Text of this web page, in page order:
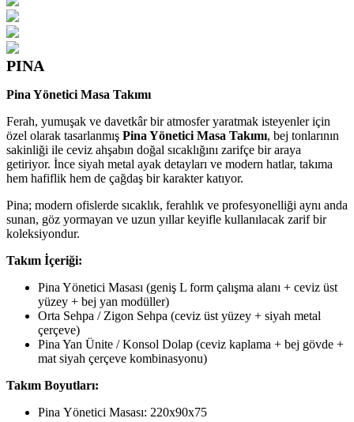
PINA
Pina Yönetici Masa Takımı
Ferah, yumuşak ve davetkâr bir atmosfer yaratmak isteyenler için
özel olarak tasarlanmış Pina Yönetici Masa Takımı, bej tonlarının
sakinliği ile ceviz ahşabın doğal sıcaklığını zarifçe bir araya
getiriyor. İnce siyah metal ayak detayları ve modern hatlar, takıma
hem hafiflik hem de çağdaş bir karakter katıyor.
Pina; modern ofislerde sıcaklık, ferahlık ve profesyonelliği aynı anda
sunan, göz yormayan ve uzun yıllar keyifle kullanılacak zarif bir
koleksiyondur.
Takım İçeriği:
Pina Yönetici Masası (geniş L form çalışma alanı + ceviz üst
yüzey + bej yan modüller)
Orta Sehpa / Zigon Sehpa (ceviz üst yüzey + siyah metal
çerçeve)
Pina Yan Ünite / Konsol Dolap (ceviz kaplama + bej gövde +
mat siyah çerçeve kombinasyonu)
Takım Boyutları:
Pina Yönetici Masası: 220x90x75